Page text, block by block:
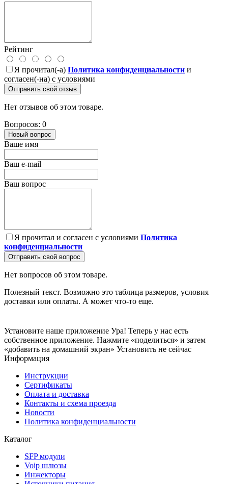
Рейтинг
Я прочитал(-а) Политика конфиденциальности и
согласен(-на) с условиями
Отправить свой отзыв
Нет отзывов об этом товаре.
Вопросов: 0
Новый вопрос
Ваше имя
Ваш e-mail
Ваш вопрос
Я прочитал и согласен с условиями Политика
конфиденциальности
Отправить свой вопрос
Нет вопросов об этом товаре.
Полезный текст. Возможно это таблица размеров, условия
доставки или оплаты. А может что-то еще.
Установите наше приложение Ура! Теперь у нас есть
собственное приложение. Нажмите «поделиться» и затем
«добавить на домашний экран» Установить не сейчас
Информация
Инструкции
Сертификаты
Оплата и доставка
Контакты и схема проезда
Новости
Политика конфиденциальности
Каталог
SFP модули
Voip шлюзы
Инжекторы